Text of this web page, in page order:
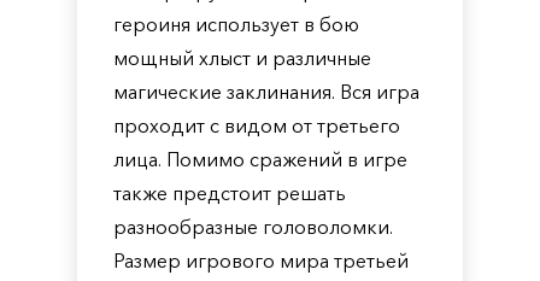
героиня использует в бою
мощный хлыст и различные
магические заклинания. Вся игра
проходит с видом от третьего
лица. Помимо сражений в игре
также предстоит решать
разнообразные головоломки.
Размер игрового мира третьей